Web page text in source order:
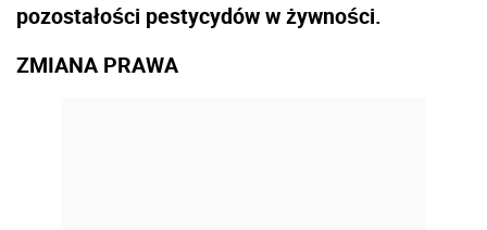
pozostałości pestycydów w żywności.
ZMIANA PRAWA